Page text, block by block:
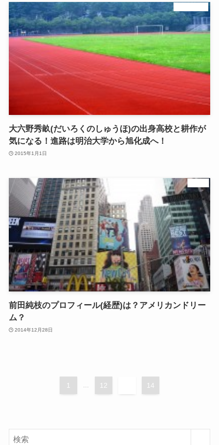
大六野秀畝(だいろくのしゅうほ)の出身高校と耕作が
気になる！進路は明治大学から旭化成へ！
2015年1月1日
前田純枝のプロフィール(経歴)は？アメリカンドリー
ム？
2014年12月28日
1 ... 12 14